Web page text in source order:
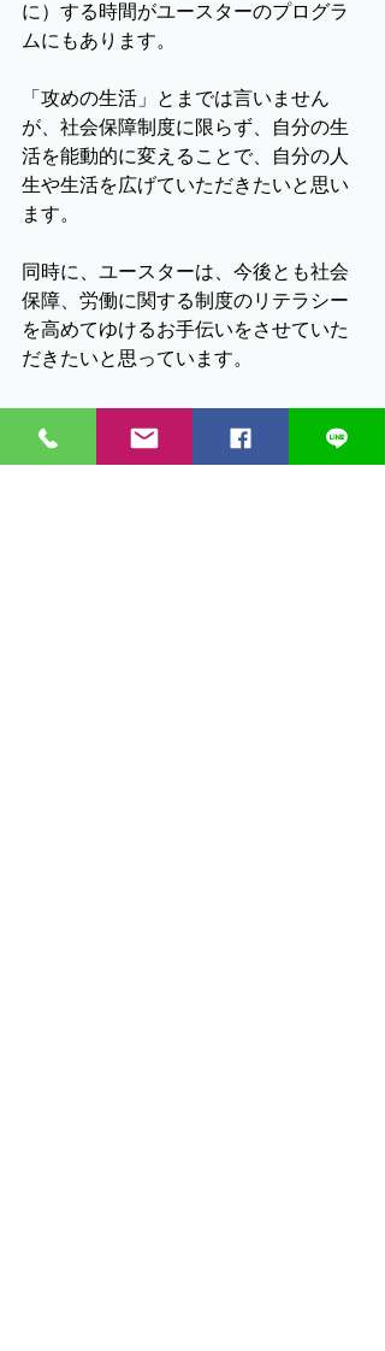
に）する時間がユースターのプログラ
ムにもあります。
「攻めの生活」とまでは言いません
が、社会保障制度に限らず、自分の生
活を能動的に変えることで、自分の人
生や生活を広げていただきたいと思い
ます。
同時に、ユースターは、今後とも社会
保障、労働に関する制度のリテラシー
を高めてゆけるお手伝いをさせていた
だきたいと思っています。